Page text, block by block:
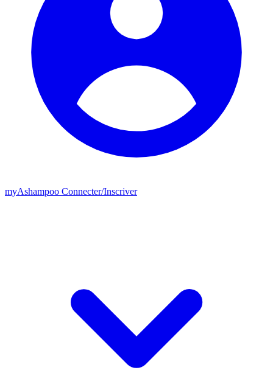
myAshampoo Connecter/Inscriver